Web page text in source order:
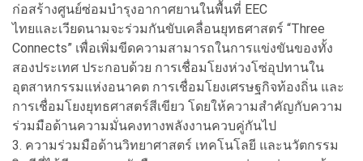
ก่อสร้างศูนย์ซ่อมบำรุงอากาศยานในพื้นที่ EEC
ไทยและเวียดนามจะร่วมกันขับเคลื่อนยุทธศาสตร์ “Three
Connects” เพื่อเพิ่มขีดความสามารถในการแข่งขันของทั้ง
สองประเทศ ประกอบด้วย การเชื่อมโยงห่วงโซ่อุปทานใน
อุตสาหกรรมแห่งอนาคต การเชื่อมโยงเศรษฐกิจท้องถิ่น และ
การเชื่อมโยงยุทธศาสตร์สีเขียว โดยให้ความสำคัญกับความ
ร่วมมือด้านความมั่นคงทางพลังงานควบคู่กันไป
3. ความร่วมมือด้านวิทยาศาสตร์ เทคโนโลยี และนวัตกรรม